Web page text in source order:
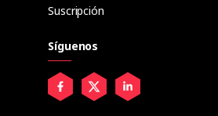
Suscripción
Síguenos